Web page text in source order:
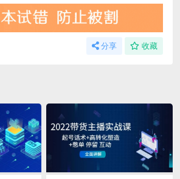
分享 收藏